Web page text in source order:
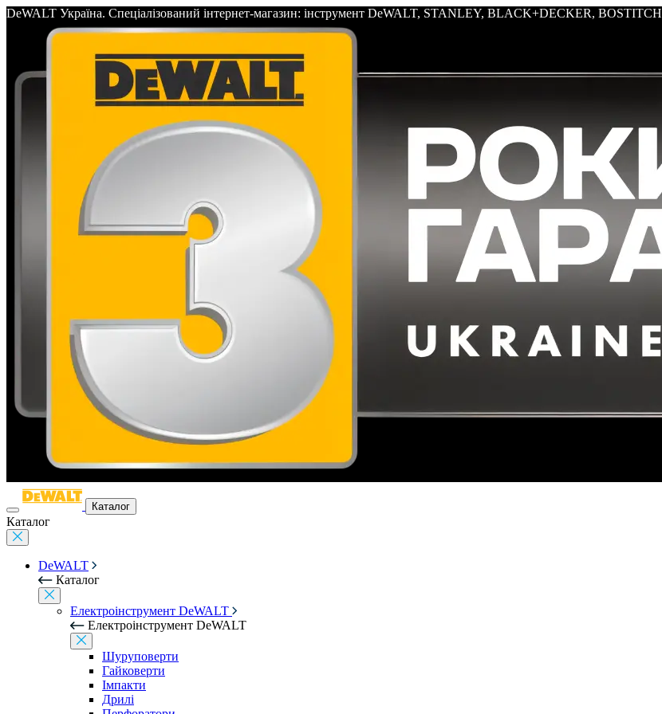
DeWALT Україна. Спеціалізований інтернет-магазин: інструмент DeWALT, STANLEY, BLACK+DECKER, BOSTITCH
Каталог
Каталог
DeWALT
Каталог
Електроінструмент DeWALT
Електроінструмент DeWALT
Шуруповерти
Гайковерти
Імпакти
Дрилі